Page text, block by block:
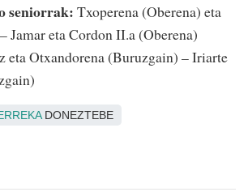
seniorrak: Txoperena (Oberena) eta
Jamar eta Cordon II.a (Oberena)
eta Otxandorena (Buruzgain) – Iriarte
DONEZTEBE